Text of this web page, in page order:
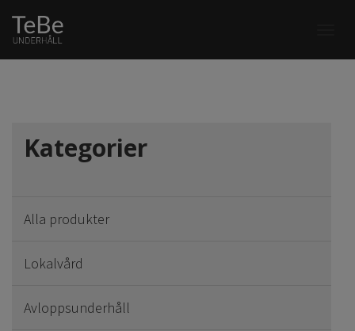
Kategorier
Alla produkter
Lokalvård
Avloppsunderhåll